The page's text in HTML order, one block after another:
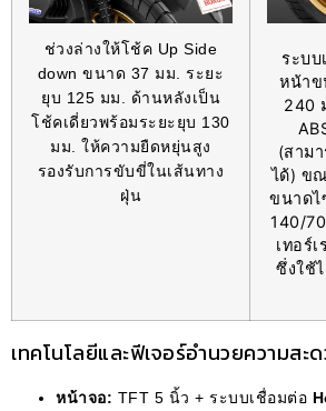
ช่วงล่างให้โช้ค Up Side
down ขนาด 37 มม. ระยะ
ยุบ 125 มม. ด้านหลังเป็น
โช้คเดี่ยวพร้อมระยะยุบ 130
มม. ให้ความยืดหยุ่นสูง
รองรับการขับขี่ในเส้นทาง
ฝุ่น
ระบบ
หน้าข
240
(สาม
ได้) ข
ขนาดไ
140/
เทอร์
ซึ่งใช้
เทคโนโลยีและฟีเจอร์อำนวยความสะ
หน้าจอ: TFT 5 นิ้ว + ระบบเชื่อมต่อ